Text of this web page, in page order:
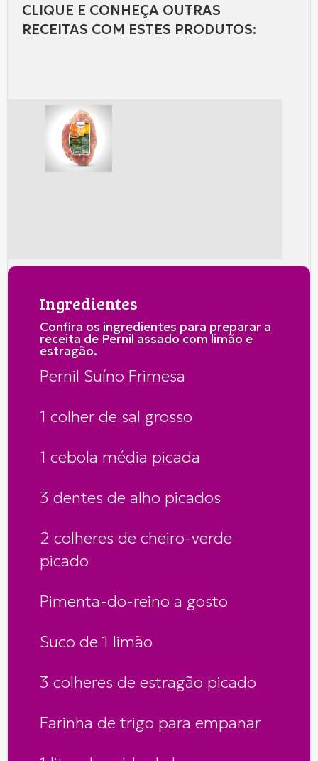
CLIQUE E CONHEÇA OUTRAS
RECEITAS COM ESTES PRODUTOS:
Ingredientes
Confira os ingredientes para preparar a
receita de Pernil assado com limão e
estragão.
Pernil Suíno Frimesa
1 colher de sal grosso
1 cebola média picada
3 dentes de alho picados
2 colheres de cheiro-verde
picado
Pimenta-do-reino a gosto
Suco de 1 limão
3 colheres de estragão picado
Farinha de trigo para empanar